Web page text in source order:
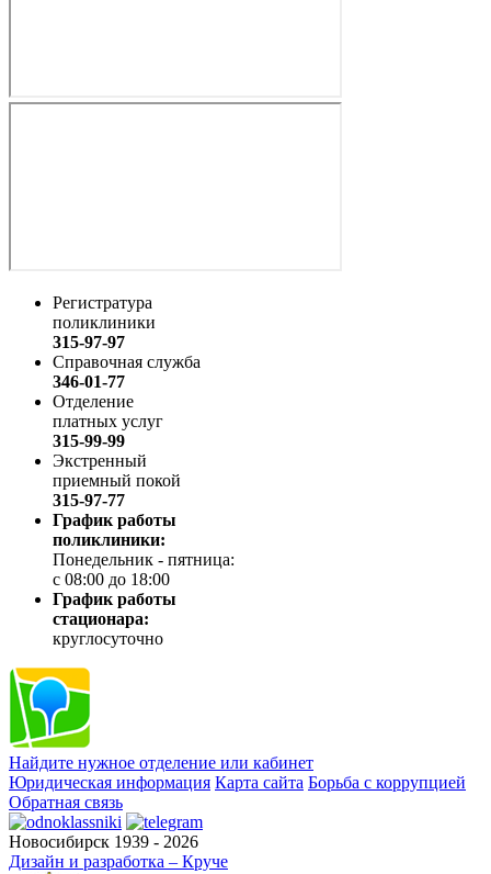
Регистратура
поликлиники
315-97-97
Справочная служба
346-01-77
Отделение
платных услуг
315-99-99
Экстренный
приемный покой
315-97-77
График работы
поликлиники:
Понедельник - пятница:
с 08:00 до 18:00
График работы
стационара:
круглосуточно
Найдите нужное отделение или кабинет
Юридическая информация Карта сайта Борьба с коррупцией
Обратная связь
Новосибирск 1939 - 2026
Дизайн и разработка – Круче